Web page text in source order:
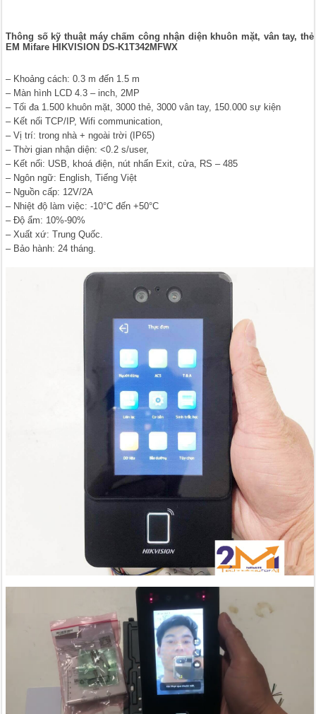
Thông số kỹ thuật máy chấm công nhận diện khuôn mặt, vân tay, thẻ
EM Mifare HIKVISION DS-K1T342MFWX
– Khoảng cách: 0.3 m đến 1.5 m
– Màn hình LCD 4.3 – inch, 2MP
– Tối đa 1.500 khuôn mặt, 3000 thẻ, 3000 vân tay, 150.000 sự kiện
– Kết nối TCP/IP, Wifi communication,
– Vị trí: trong nhà + ngoài trời (IP65)
– Thời gian nhận diện: <0.2 s/user,
– Kết nối: USB, khoá điện, nút nhấn Exit, cửa, RS – 485
– Ngôn ngữ: English, Tiếng Việt
– Nguồn cấp: 12V/2A
– Nhiệt độ làm việc: -10°C đến +50°C
– Độ ẩm: 10%-90%
– Xuất xứ: Trung Quốc.
– Bảo hành: 24 tháng.